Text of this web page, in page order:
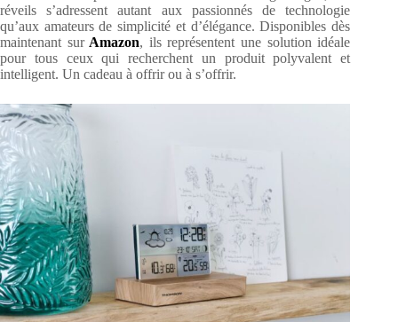
réveils s’adressent autant aux passionnés de technologie
qu’aux amateurs de simplicité et d’élégance. Disponibles dès
maintenant sur Amazon, ils représentent une solution idéale
pour tous ceux qui recherchent un produit polyvalent et
intelligent. Un cadeau à offrir ou à s’offrir.